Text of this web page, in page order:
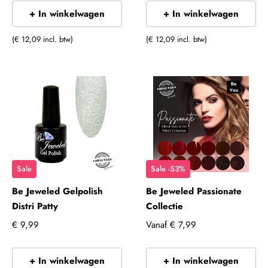
+ In winkelwagen
(€ 12,09 incl. btw)
+ In winkelwagen
(€ 12,09 incl. btw)
Sale
Be Jeweled Gelpolish
Distri Patty
€ 9,99
+ In winkelwagen
Sale -53%
Be Jeweled Passionate
Collectie
Vanaf € 7,99
+ In winkelwagen